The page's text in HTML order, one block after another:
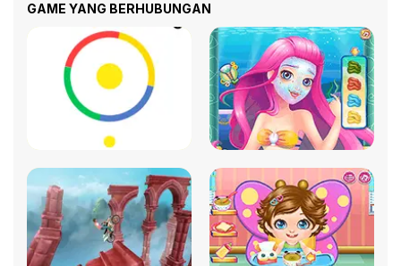
GAME YANG BERHUBUNGAN